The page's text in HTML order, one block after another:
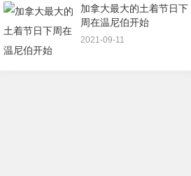
加拿大最大的土着节日下
周在温尼伯开始
2021-09-11